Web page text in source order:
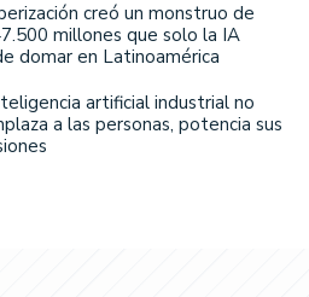
creó un monstruo de
millones que solo la IA
domar en Latinoamérica
artificial industrial no
a las personas, potencia sus